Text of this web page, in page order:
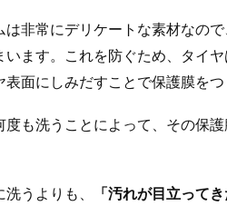
は非常にデリケートな素材なの
います。これを防ぐため、タイ
面にしみだすことで保護膜をつ
度も洗うことによって、その保
うよりも、 「汚れが目立ってき